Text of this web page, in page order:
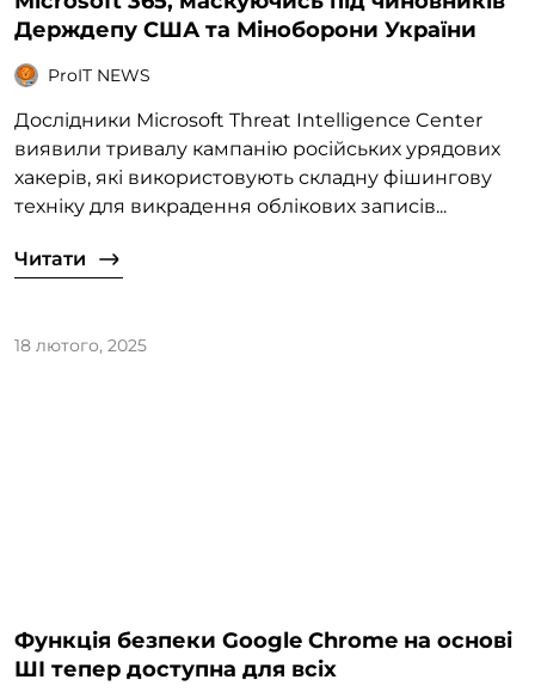
Держдепу США та Міноборони України
ProIT NEWS
Дослідники Microsoft Threat Intelligence Center
виявили тривалу кампанію російських урядових
хакерів, які використовують складну фішингову
техніку для викрадення облікових записів...
Читати
18 лютого, 2025
Функція безпеки Google Chrome на основі
ШІ тепер доступна для всіх